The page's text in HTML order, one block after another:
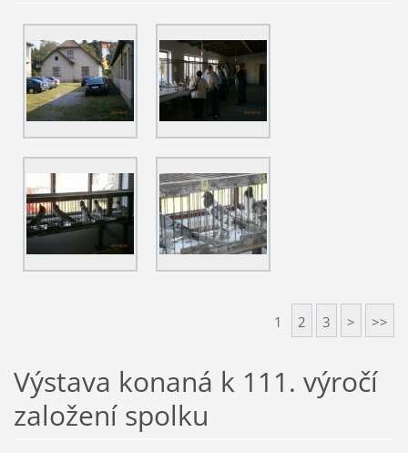
1 2 3 > >>
Výstava konaná k 111. výročí
založení spolku